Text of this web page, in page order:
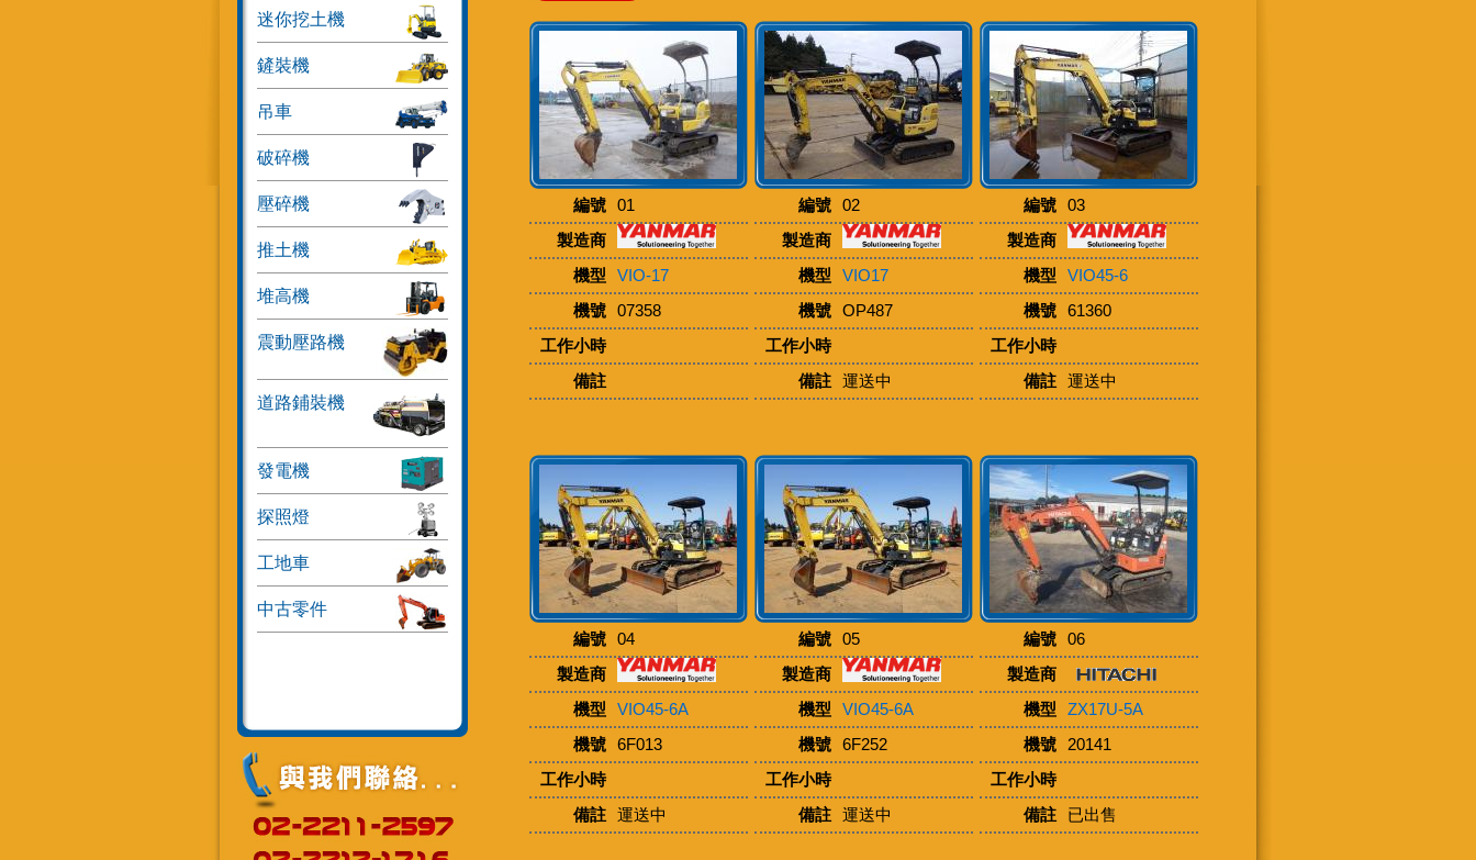
迷你挖土機
鏟裝機
吊車
破碎機
壓碎機
推土機
堆高機
震動壓路機
道路鋪裝機
發電機
探照燈
工地車
中古零件
編號
01
製造商
機型
VIO-17
機號
07358
工作小時
備註
編號
02
製造商
機型
VIO17
機號
OP487
工作小時
備註
運送中
編號
03
製造商
機型
VIO45-6
機號
61360
工作小時
備註
運送中
編號
04
製造商
機型
VIO45-6A
機號
6F013
工作小時
備註
運送中
編號
05
製造商
機型
VIO45-6A
機號
6F252
工作小時
備註
運送中
編號
06
製造商
機型
ZX17U-5A
機號
20141
工作小時
備註
已出售